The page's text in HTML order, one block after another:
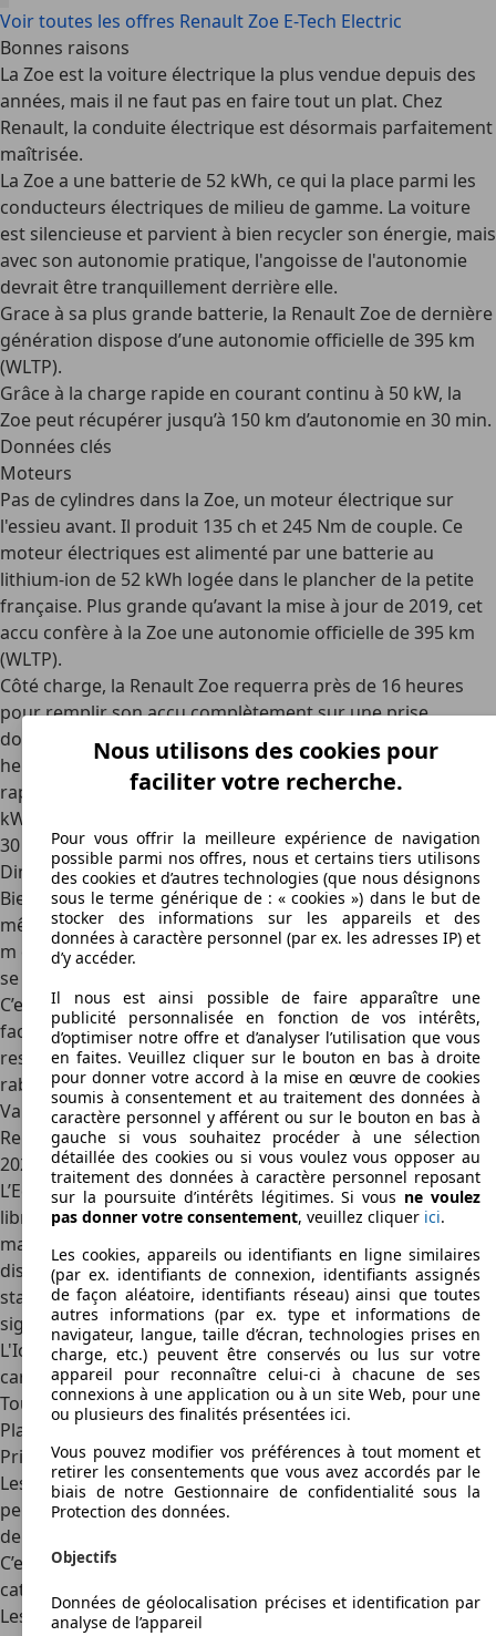
Voir toutes les offres Renault Zoe E-Tech Electric
Bonnes raisons
La Zoe est la voiture électrique la plus vendue depuis des
années, mais il ne faut pas en faire tout un plat. Chez
Renault, la conduite électrique est désormais parfaitement
maîtrisée.
La Zoe a une batterie de 52 kWh, ce qui la place parmi les
conducteurs électriques de milieu de gamme. La voiture
est silencieuse et parvient à bien recycler son énergie, mais
avec son autonomie pratique, l'angoisse de l'autonomie
devrait être tranquillement derrière elle.
Grace à sa plus grande batterie, la Renault Zoe de dernière
génération dispose d’une autonomie officielle de 395 km
(WLTP).
Grâce à la charge rapide en courant continu à 50 kW, la
Zoe peut récupérer jusqu’à 150 km d’autonomie en 30 min.
Données clés
Moteurs
Pas de cylindres dans la Zoe, un moteur électrique sur
l'essieu avant. Il produit 135 ch et 245 Nm de couple. Ce
moteur électriques est alimenté par une batterie au
lithium-ion de 52 kWh logée dans le plancher de la petite
française. Plus grande qu’avant la mise à jour de 2019, cet
accu confère à la Zoe une autonomie officielle de 395 km
(WLTP).
Côté charge, la Renault Zoe requerra près de 16 heures
pour remplir son accu complètement sur une prise
domestique normale. Pour les longs trajets,
heureusement, la Renault Zoe est équipée de la charge
rapide. Branchée sur une borne en courant continue de 50
kW maximum, elle gagnera jusqu’à 150 km d’autonomie en
30 min.
Dimensions
Bien que perçue comme petite, la Zoe mesure tout de
même un peu plus de4 m de long, 1,73 m de large et 1,56
m de haut. Comparé au reste de la gamme, elle vient ainsi
se placé aux côtés de la Renault Clio.
C’est pareil pour l’habitabilité. La Zoe embarquera
facilement quatre adultes. Levolume du coffreest
respectable, avec 338 litres. Une fois la banquette arrière
rabattue, cet espace est agrandit à 1 225 litres.
Variantes
Renault a réorganisé les niveaux d'équipement à partir de
2022. Il y a désormaistrois niveaux d’équipement.
L’Equilibre est l’entrée de gamme avec le démarrage mains
libres, le tableau de bord numérique, la climatisation
manuelle, un écran 7 pouces sans navigation. L'Evolution
dispose de la climatisation automatique, des capteurs de
stationnement, de la reconnaissance des panneaux de
signalisation, de l'assistant de voies et de la navigation.
L'Iconic ajoute des jantes de 17 pouces, des éléments de
carrosserie spéciaux et une sellerie différente à l'intérieur.
Toutes les Zoe sont équipées de Android Autoet Apple Car
Play
Prix
Les
prix cataloguede la Zoe commencent à 38 125 €, ce qui
peut sembler important. Il faut cependant noter qu’il s’agit
de la variante haut de gamme Iconic presque tout équipée.
C’est actuellement (fin 2022) la seule variante disponible au
catalogue.
Les
prix d’occasionde la Renault Zoe varient de la version.
Nous utilisons des cookies pour
faciliter votre recherche.
Pour vous offrir la meilleure expérience de navigation
possible parmi nos offres, nous et certains tiers utilisons
des cookies et d’autres technologies (que nous désignons
sous le terme générique de : « cookies ») dans le but de
stocker des informations sur les appareils et des
données à caractère personnel (par ex. les adresses IP) et
d’y accéder.
Il nous est ainsi possible de faire apparaître une
publicité personnalisée en fonction de vos intérêts,
d’optimiser notre offre et d’analyser l’utilisation que vous
en faites. Veuillez cliquer sur le bouton en bas à droite
pour donner votre accord à la mise en œuvre de cookies
soumis à consentement et au traitement des données à
caractère personnel y afférent ou sur le bouton en bas à
gauche si vous souhaitez procéder à une sélection
détaillée des cookies ou si vous voulez vous opposer au
traitement des données à caractère personnel reposant
sur la poursuite d’intérêts légitimes. Si vous ne voulez
pas donner votre consentement, veuillez cliquer ici.
Les cookies, appareils ou identifiants en ligne similaires
(par ex. identifiants de connexion, identifiants assignés
de façon aléatoire, identifiants réseau) ainsi que toutes
autres informations (par ex. type et informations de
navigateur, langue, taille d’écran, technologies prises en
charge, etc.) peuvent être conservés ou lus sur votre
appareil pour reconnaître celui-ci à chacune de ses
connexions à une application ou à un site Web, pour une
ou plusieurs des finalités présentées ici.
Vous pouvez modifier vos préférences à tout moment et
retirer les consentements que vous avez accordés par le
biais de notre Gestionnaire de confidentialité sous la
Protection des données.
Objectifs
Données de géolocalisation précises et identification par
analyse de l’appareil